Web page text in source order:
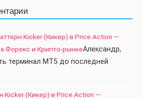
Kicker (Кикер) в Price Action —
Форекс и Крипто-рынкеАлександр,
терминал МТ5 до последней
Kicker (Кикер) в Price Action —